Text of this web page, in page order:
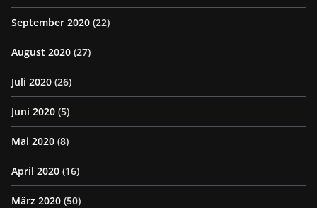
September 2020 (22)
August 2020 (27)
Juli 2020 (26)
Juni 2020 (5)
Mai 2020 (8)
April 2020 (16)
März 2020 (50)